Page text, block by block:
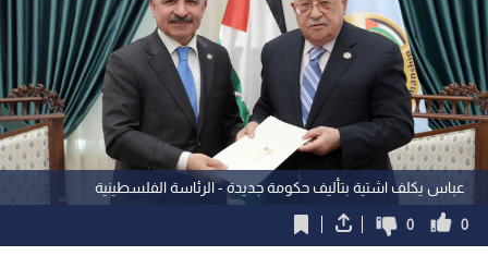
عباس يكلف اشتية بتأليف حكومة جديدة - الرئاسة الفلسطينية
0
0